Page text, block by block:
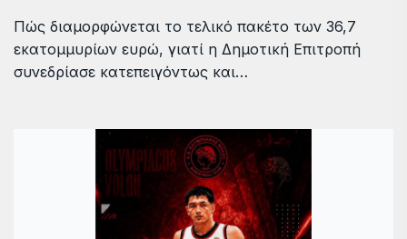
Πώς διαμορφώνεται το τελικό πακέτο των 36,7
εκατομμυρίων ευρώ, γιατί η Δημοτική Επιτροπή
συνεδρίασε κατεπειγόντως και…